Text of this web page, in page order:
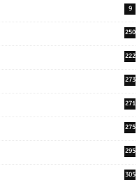
9
250
222
273
271
275
295
305